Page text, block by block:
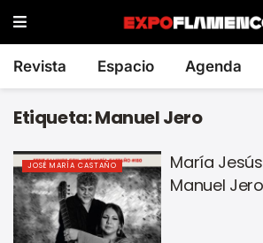
Revista Espacio Agenda
Etiqueta:Manuel Jero
JOSÉ MARÍA CASTAÑO
María
Manuel